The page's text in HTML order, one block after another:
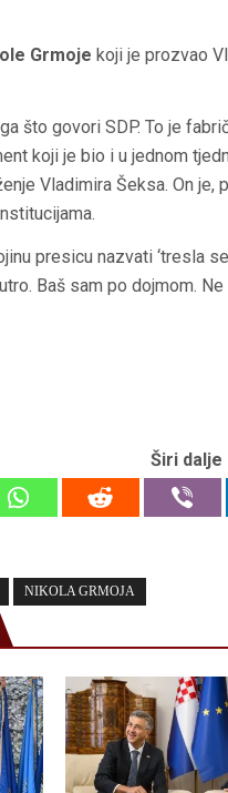
Grmoje koji je prozvao
što govori SDP. To je
koji je bio i u jednom
Vladimira Šeksa. On
presicu nazvati ‘tresla
Baš sam po dojmom.
Širi dalje
NIKOLA GRMOJA